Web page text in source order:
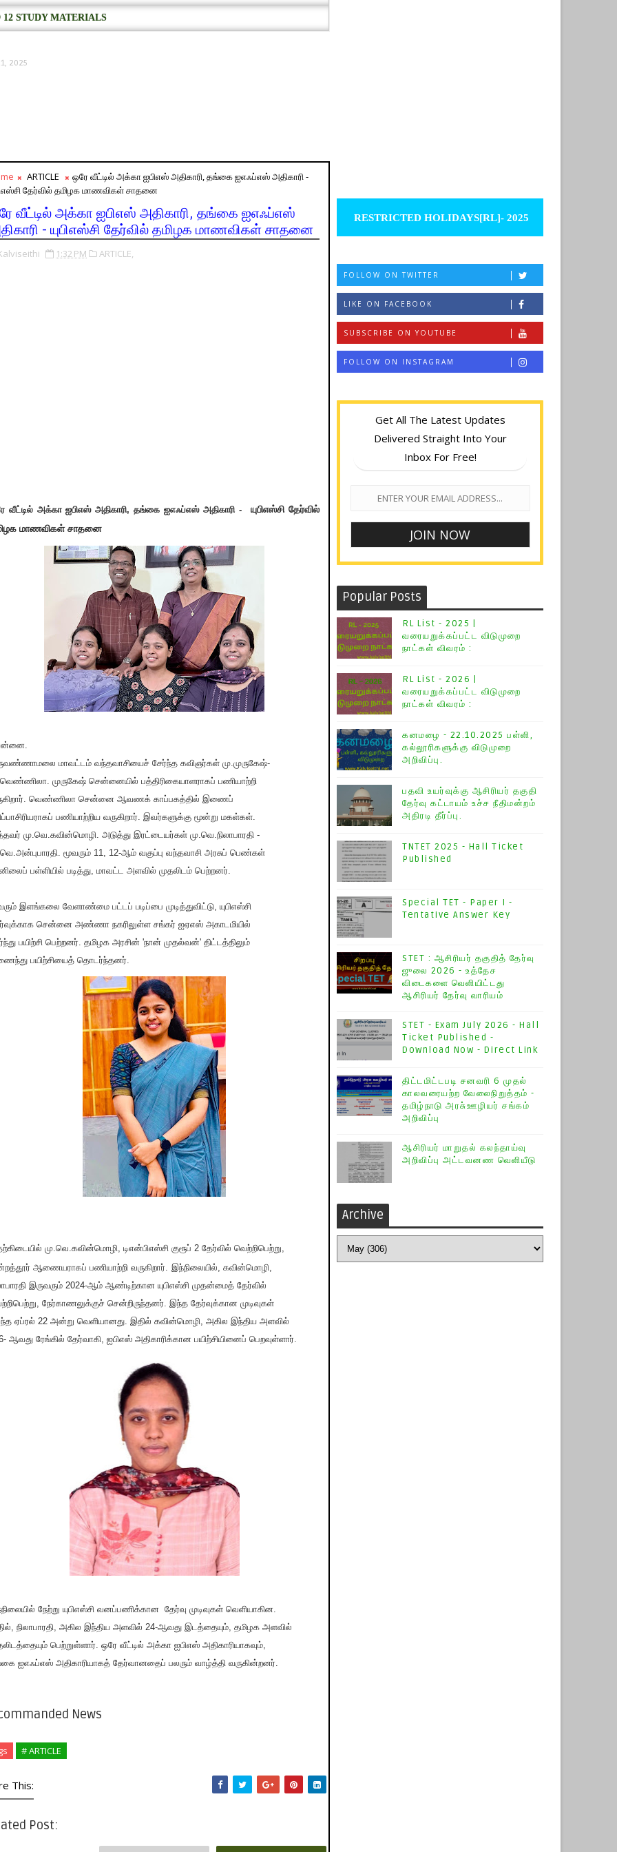
12 STUDY MATERIALS
2025
ARTICLE
ஒரே வீட்டில் அக்கா ஐபிஎஸ் அதிகாரி, தங்கை ஐஎஃப்எஸ் அதிகாரி -
தேர்வில் தமிழக மாணவிகள் சாதனை
வீட்டில் அக்கா ஐபிஎஸ் அதிகாரி, தங்கை ஐஎஃப்எஸ்
- யுபிஎஸ்சி தேர்வில் தமிழக மாணவிகள் சாதனை
1:32 PM ARTICLE,
வீட்டில் அக்கா ஐபிஎஸ் அதிகாரி, தங்கை ஐஎஃப்எஸ் அதிகாரி -
யுபிஎஸ்சி தேர்வில்
மாணவிகள் சாதனை
மாவட்டம் வந்தவாசியைச் சேர்ந்த கவிஞர்கள் மு.முருகேஷ்-
முருகேஷ் சென்னையில் பத்திரிகையாளராகப் பணியாற்றி
வெண்ணிலா சென்னை ஆவணக் காப்பகத்தில் இணைப்
பணியாற்றிய வருகிறார். இவர்களுக்கு மூன்று மகள்கள்.
மு.வெ.கவின்மொழி. அடுத்து இரட்டையர்கள் மு.வெ.நிலாபாரதி -
மூவரும் 11, 12-ஆம் வகுப்பு வந்தவாசி அரசுப் பெண்கள்
பள்ளியில் படித்து, மாவட்ட அளவில் முதலிடம் பெற்றனர்.
இளங்கலை வேளாண்மை பட்டப் படிப்பை முடித்துவிட்டு, யுபிஎஸ்சி
சென்னை அண்ணா நகரிலுள்ள சங்கர் ஐஏஎஸ் அகாடமியில்
பயிற்சி பெற்றனர். தமிழக அரசின் 'நான் முதல்வன்' திட்டத்திலும்
பயிற்சியைத் தொடர்ந்தனர்.
மு.வெ.கவின்மொழி, டிஎன்பிஎஸ்சி குரூப் 2 தேர்வில் வெற்றிபெற்று,
ஆணையராகப் பணியாற்றி வருகிறார்.
இந்நிலையில், கவின்மொழி,
இருவரும் 2024-ஆம் ஆண்டிற்கான யுபிஎஸ்சி முதன்மைத் தேர்வில்
நேர்காணலுக்குச் சென்றிருந்தனர். இந்த தேர்வுக்கான முடிவுகள்
ஏப்ரல் 22 அன்று வெளியானது. இதில் கவின்மொழி, அகில இந்திய அளவில்
ஆவது ரேங்கில் தேர்வாகி, ஐபிஎஸ் அதிகாரிக்கான பயிற்சியினைப் பெறவுள்ளார்.
நேற்று யுபிஎஸ்சி வனப்பணிக்கான தேர்வு முடிவுகள் வெளியாகின.
நிலாபாரதி, அகில இந்திய அளவில் 24-ஆவது இடத்தையும், தமிழக அளவில்
பெற்றுள்ளார். ஒரே வீட்டில் அக்கா ஐபிஎஸ் அதிகாரியாகவும்,
ஐஎஃப்எஸ் அதிகாரியாகத் தேர்வானதைப் பலரும் வாழ்த்தி வருகின்றனர்.
News
# ARTICLE
This:
Post:
RESTRICTED HOLIDAYS[RL]- 2025
FOLLOW ON TWITTER
LIKE ON FACEBOOK
SUBSCRIBE ON YOUTUBE
FOLLOW ON INSTAGRAM
Get All The Latest Updates
Delivered Straight Into Your
Inbox For Free!
Popular Posts
RL List - 2025 |
வரையறுக்கப்பட்ட விடுமுறை
நாட்கள் விவரம் :
RL List - 2026 |
வரையறுக்கப்பட்ட விடுமுறை
நாட்கள் விவரம் :
கனமழை - 22.10.2025 பள்ளி,
கல்லூரிகளுக்கு விடுமுறை
அறிவிப்பு.
பதவி உயர்வுக்கு ஆசிரியர் தகுதி
தேர்வு கட்டாயம் உச்ச நீதிமன்றம்
அதிரடி தீர்ப்பு.
TNTET 2025 - Hall Ticket
Published
Special TET - Paper I -
Tentative Answer Key
STET : ஆசிரியர் தகுதித் தேர்வு
ஜுலை 2026 - உத்தேச
விடைகளை வெளியிட்டது
ஆசிரியர் தேர்வு வாரியம்
STET - Exam July 2026 - Hall
Ticket Published -
Download Now - Direct Link
திட்டமிட்டபடி சனவரி 6 முதல்
காலவரையற்ற வேலைநிறுத்தம் -
தமிழ்நாடு அரசு்ஊழியர் சங்கம்
அறிவிப்பு
ஆசிரியர் மாறுதல் கலந்தாய்வு
அறிவிப்பு அட்டவனண வெளியீடு
Archive